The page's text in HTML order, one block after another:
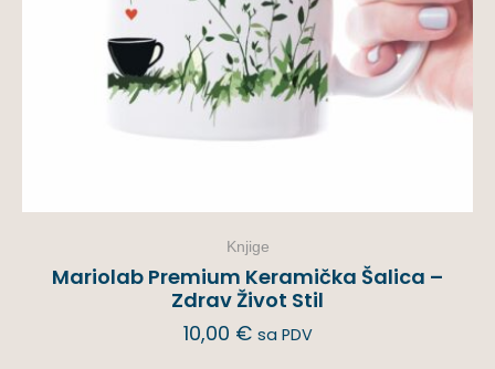
Knjige
Mariolab Premium Keramička Šalica –
Zdrav Život Stil
10,00 € sa PDV